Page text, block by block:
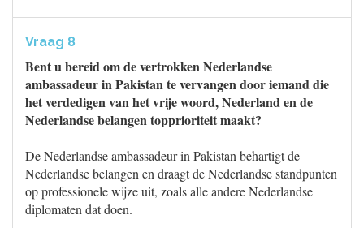
Vraag 8
Bent u bereid om de vertrokken Nederlandse
ambassadeur in Pakistan te vervangen door iemand die
het verdedigen van het vrije woord, Nederland en de
Nederlandse belangen topprioriteit maakt?
De Nederlandse ambassadeur in Pakistan behartigt de
Nederlandse belangen en draagt de Nederlandse standpunten
op professionele wijze uit, zoals alle andere Nederlandse
diplomaten dat doen.